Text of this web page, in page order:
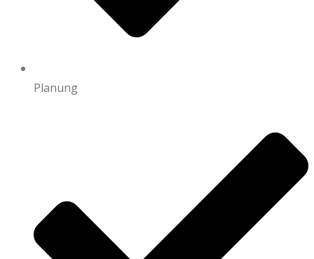
Planung